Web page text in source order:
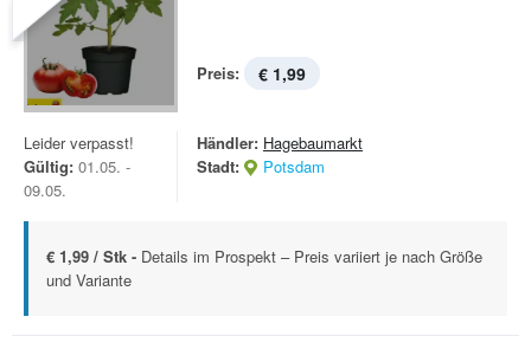
Preis: € 1,99
Leider verpasst!
Gültig: 01.05. -
09.05.
Händler: Hagebaumarkt
Stadt:
Potsdam
€ 1,99 / Stk - Details im Prospekt – Preis variiert je nach Größe
und Variante